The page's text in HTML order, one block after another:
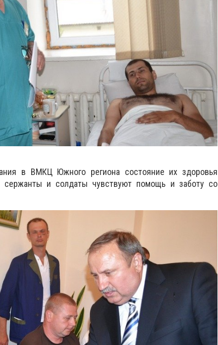
в ВМКЦ Южного региона состояние их здоровья
сержанты и солдаты чувствуют помощь и заботу со